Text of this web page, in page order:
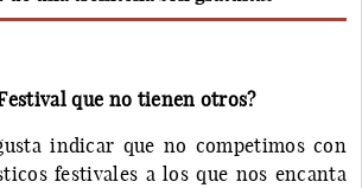
que no tienen otros?
indicar que no competimos con
festivales a los que nos encanta